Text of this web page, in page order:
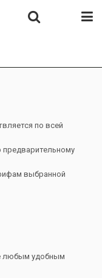
по всей
предварительному
выбранной
любым удобным